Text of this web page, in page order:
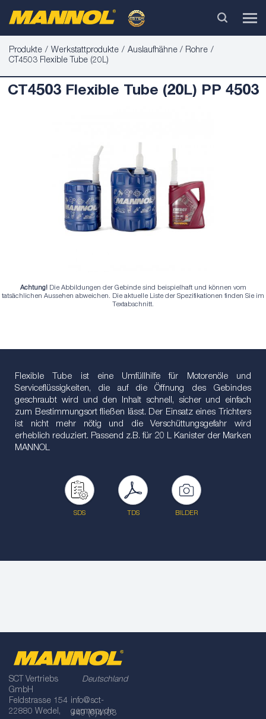
Produkte Werkstattprodukte
Auslaufhähne / Rohre
CT4503 Flexible Tube (20L)
CT4503 Flexible Tube (20L) PP 4503
Achtung! Die Abbildungen der Gebinde sind beispielhaft und können vom
tatsächlichen Aussehen abweichen. Die aktuelle Liste der Spezifikationen finden Sie im
Textabschnitt.
Flexible Tube ist eine Umfüllhilfe für Motorenöle und
Serviceflüssigkeiten, die auf die Öffnung des Gebindes
geschraubt wird und den Inhalt schnell, sicher und einfach
zum Bestimmungsort fließen lässt. Der Einsatz eines Trichters
ist nicht mehr nötig und die Verschüttungsgefahr wird
erheblich reduziert. Passend z.B. für 20 L Kanister der Marken
MANNOL
SDS TDS BILDER
SCT Vertriebs
GmbH
Feldstrasse 154
22880 Wedel,
Deutschland
info@sct-
germany.de
+49 (0)4103